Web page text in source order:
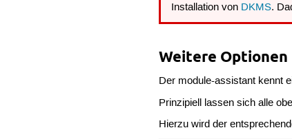
Installation von DKMS.
Weitere Optionen
Der module-assistant kennt
Prinzipiell lassen sich alle
Hierzu wird der